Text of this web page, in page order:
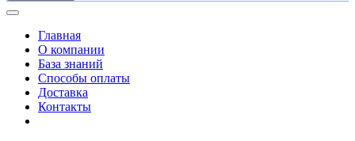
Главная
О компании
База знаний
Способы оплаты
Доставка
Контакты